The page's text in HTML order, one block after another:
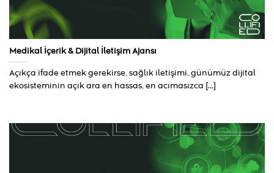
Medikal İçerik & Dijital İletişim Ajansı
Açıkça ifade etmek gerekirse, sağlık iletişimi, günümüz dijital
ekosisteminin açık ara en hassas, en acımasızca [...]